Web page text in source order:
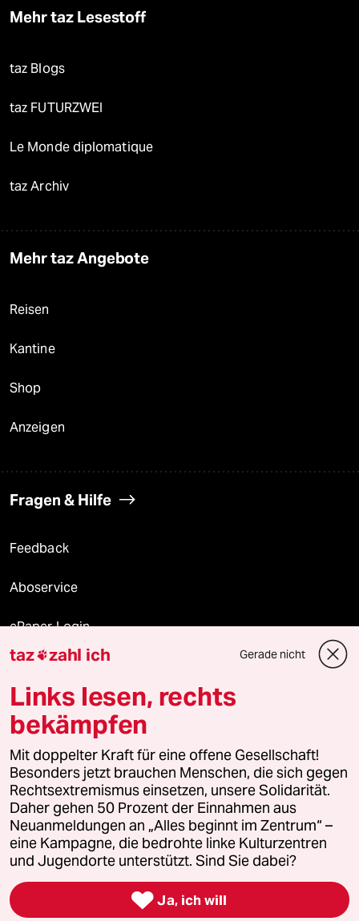
Mehr taz Lesestoff
taz Blogs
taz FUTURZWEI
Le Monde diplomatique
taz Archiv
Mehr taz Angebote
Reisen
Kantine
Shop
Anzeigen
Fragen & Hilfe
Feedback
Aboservice
ePaper Login
Downloads für Abonnierende
© 2026 taz Verlags und Vertriebs GmbH
Alle Rechte vorbehalten. Bei rechtlichen Fragen oder für Genehmigungen
wenden Sie sich bitte an
lizenzen@taz.de
Feedback Redaktionsstatut Kommune-Richtlinien
Leitlinie Informant Datenschutz Impressum AGB
Seitenwende Einwilligungen widerrufen (Ads)
taz zahl ich Gerade nicht
Links lesen, rechts
bekämpfen
Mit doppelter Kraft für eine offene Gesellschaft!
Besonders jetzt brauchen Menschen, die sich gegen
Rechtsextremismus einsetzen, unsere Solidarität.
Daher gehen 50 Prozent der Einnahmen aus
Neuanmeldungen an „Alles beginnt im Zentrum“ –
eine Kampagne, die bedrohte linke Kulturzentren
und Jugendorte unterstützt. Sind Sie dabei?
 Ja, ich will